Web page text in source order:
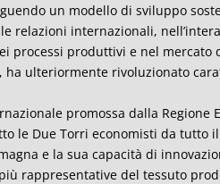
un modello di sviluppo
relazioni internazionali,
processi produttivi e nel mercato
ha ulteriormente rivoluzionato
promossa dalla Regione
le Due Torri economisti da tutto
e la sua capacità di
rappresentative del tessuto